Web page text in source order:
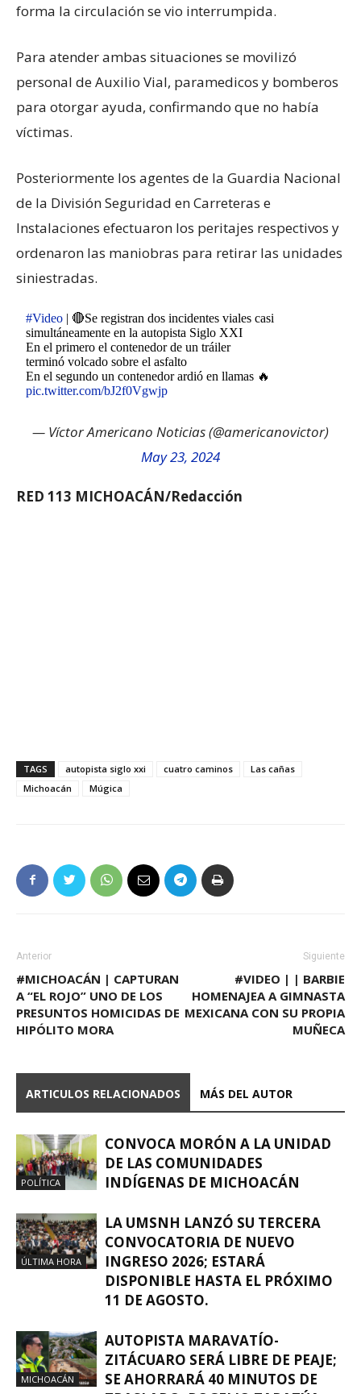
forma la circulación se vio interrumpida.
Para atender ambas situaciones se movilizó
personal de Auxilio Vial, paramedicos y bomberos
para otorgar ayuda, confirmando que no había
víctimas.
Posteriormente los agentes de la Guardia Nacional
de la División Seguridad en Carreteras e
Instalaciones efectuaron los peritajes respectivos y
ordenaron las maniobras para retirar las unidades
siniestradas.
#Video | 🔴Se registran dos incidentes viales casi
simultáneamente en la autopista Siglo XXI
En el primero el contenedor de un tráiler
terminó volcado sobre el asfalto
En el segundo un contenedor ardió en llamas 🔥
pic.twitter.com/bJ2f0Vgwjp
— Víctor Americano Noticias (@americanovictor)
May 23, 2024
RED 113 MICHOACÁN/Redacción
TAGS autopista siglo xxi cuatro caminos
Las cañas
Michoacán
Múgica
Anterior
#MICHOACÁN | CAPTURAN
A “EL ROJO” UNO DE LOS
PRESUNTOS HOMICIDAS DE
HIPÓLITO MORA
Siguiente
#VIDEO | | BARBIE
HOMENAJEA A GIMNASTA
MEXICANA CON SU PROPIA
MUÑECA
ARTICULOS RELACIONADOS MÁS DEL AUTOR
POLÍTICA
CONVOCA MORÓN A LA UNIDAD
DE LAS COMUNIDADES
INDÍGENAS DE MICHOACÁN
ÚLTIMA HORA
LA UMSNH LANZÓ SU TERCERA
CONVOCATORIA DE NUEVO
INGRESO 2026; ESTARÁ
DISPONIBLE HASTA EL PRÓXIMO
11 DE AGOSTO.
MICHOACÁN
AUTOPISTA MARAVATÍO-
ZITÁCUARO SERÁ LIBRE DE PEAJE;
SE AHORRARÁ 40 MINUTOS DE